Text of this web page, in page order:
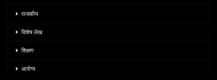
राजकीय
विशेष लेख
शिक्षण
आरोग्य